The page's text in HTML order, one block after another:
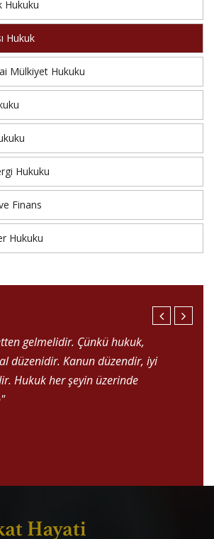
Hukuku
Hukuk
Mülkiyet Hukuku
Hukuku
Finans
Hukuku
gelmelidir. Çünkü hukuk,
düzenidir. Kanun düzendir, iyi
Hukuk her şeyin üzerinde